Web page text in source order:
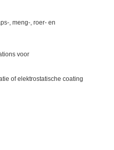
, meng-, roer- en
voor
of elektrostatische coating